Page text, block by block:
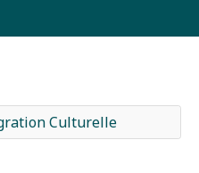
Culturelle